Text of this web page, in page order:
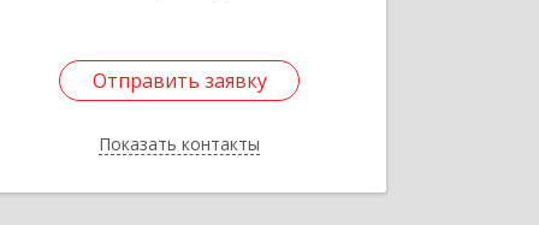
Отправить заявку
Показать контакты
Отправить заявку
Назад